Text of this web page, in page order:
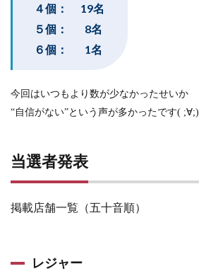
４個： 19名
５個： 8名
６個： 1名
今回はいつもより数が少なかったせいか
“自信がない”という声が多かったです( ;∀;)
当選者発表
掲載店舗一覧（五十音順）
レジャー